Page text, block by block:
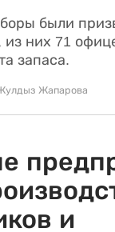
были
из них 71
запаса.
Жапарова
и